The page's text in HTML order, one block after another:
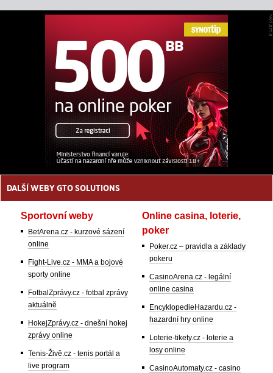
DALŠÍ WEBY GTO SOLUTIONS
Sportovní weby
BetArena.cz - kurzové sázení
online
Fight-Live.cz - MMA a bojové
sporty online
FotbalZprávy.cz - fotbal zprávy
aktuálně
HokejZprávy.cz - dnešní hokej
zprávy online
Tenis-Živě.cz - tenis portál a
live program
Online casina, loterie,
poker
Poker.cz – pravidla a základy
pokeru
CasinoArena.cz - legální
online casina
EncyklopedieHazardu.cz -
hazardní hry online
Loterie-tikety.cz - loterie a
losy online
CasinoAutomaty.cz - casino